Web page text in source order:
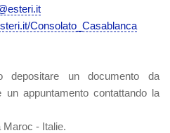
Consolato_Casablanca
un documento da
un appuntamento contattando la
- Italie.